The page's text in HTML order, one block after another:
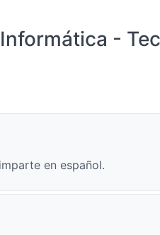
-
en español.